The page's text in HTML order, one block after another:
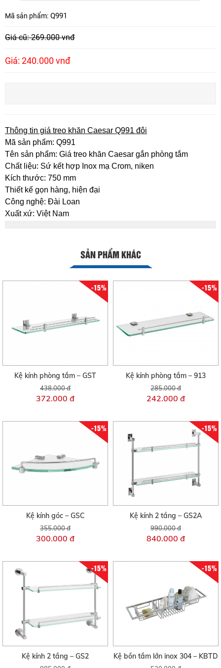
Mã sản phẩm: Q991
Giá cũ: 269.000 vnđ
Giá: 240.000 vnđ
Thông tin giá treo khăn Caesar Q991 đôi
Mã sản phẩm: Q991
Tên sản phẩm: Giá treo khăn Caesar gắn phòng tắm
Chất liệu: Sứ kết hợp Inox mạ Crom, niken
Kích thước: 750 mm
Thiết kế gọn hàng, hiện đại
Công nghệ: Đài Loan
Xuất xứ: Việt Nam
SẢN PHẨM KHÁC
-15%
Kệ kính phòng tắm – GST
438.000 đ
372.000 đ
-15%
Kệ kính phòng tắm – 913
285.000 đ
242.000 đ
-15%
Kệ kính góc – GSC
355.000 đ
300.000 đ
-15%
Kệ kính 2 tầng – GS2A
990.000 đ
840.000 đ
-15%
Kệ kính 2 tầng – GS2
-15%
Kệ bồn tắm lớn inox 304 – KBTD